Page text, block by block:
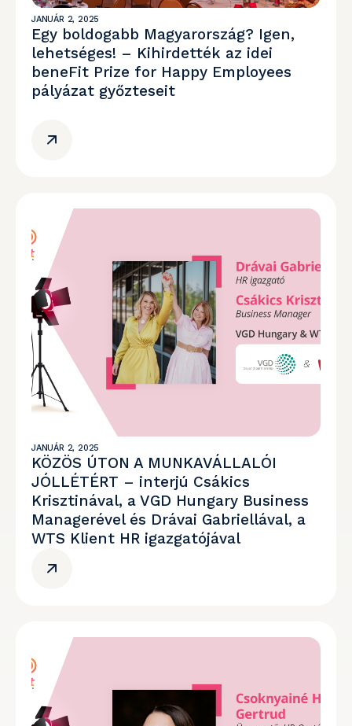
JANUÁR 2, 2025
Egy boldogabb Magyarország? Igen,
lehetséges! – Kihirdették az idei
beneFit Prize for Happy Employees
pályázat győzteseit
JANUÁR 2, 2025
KÖZÖS ÚTON A MUNKAVÁLLALÓI
JÓLLÉTÉRT – interjú Csákics
Krisztinával, a VGD Hungary Business
Managerével és Drávai Gabriellával, a
WTS Klient HR igazgatójával